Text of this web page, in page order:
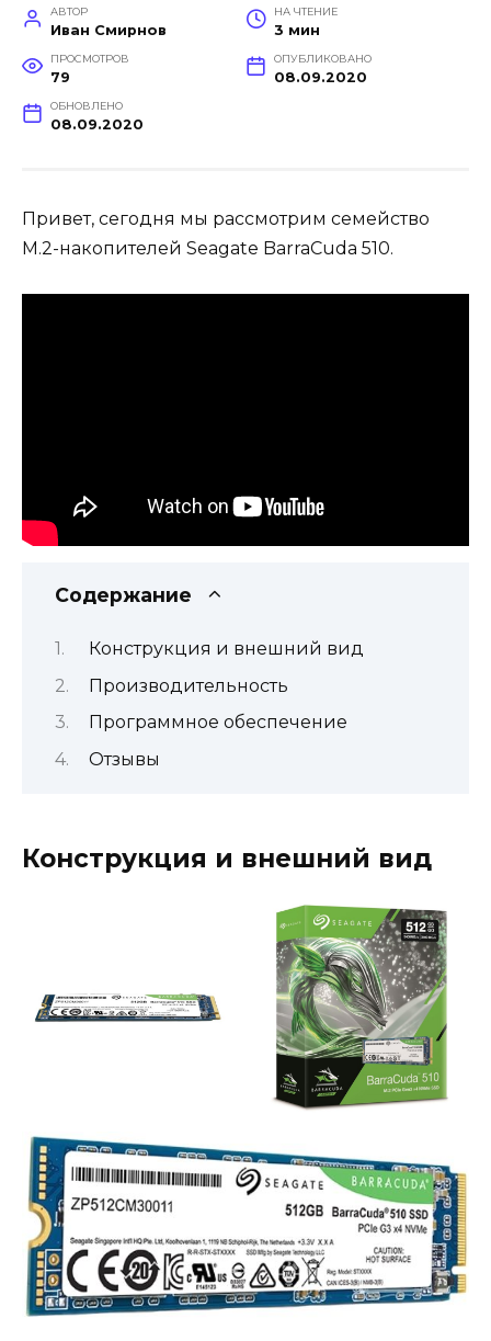
АВТОР
Иван Смирнов
НА ЧТЕНИЕ
3 мин
ПРОСМОТРОВ
79
ОПУБЛИКОВАНО
08.09.2020
ОБНОВЛЕНО
08.09.2020
Привет, сегодня мы рассмотрим семейство
М.2-накопителей Seagate BarraCuda 510.
Содержание
Конструкция и внешний вид
Производительность
Программное обеспечение
Отзывы
Конструкция и внешний вид